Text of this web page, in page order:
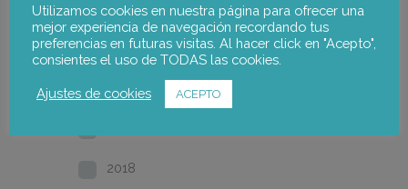
2022
2021
2020
2018
Utilizamos cookies en nuestra página para ofrecer una
mejor experiencia de navegación recordando tus
preferencias en futuras visitas. Al hacer click en "Acepto",
consientes el uso de TODAS las cookies.
Ajustes de cookies ACEPTO